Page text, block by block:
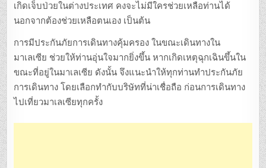
เกิดเจ็บป่วยในต่างประเทศ คงจะไม่มีใครช่วยเหลือท่านได้
นอกจากต้องช่วยเหลือตนเอง เป็นต้น
การมีประกันภัยการเดินทางคุ้มครอง ในขณะเดินทางใน
มาเลเซีย ช่วยให้ท่านอุ่นใจมากยิ่งขึ้น หากเกิดเหตุฉุกเฉินขึ้นใน
ขณะที่อยู่ในมาเลเซีย ดังนั้น จึงแนะนำให้ทุกท่านทำประกันภัย
การเดินทาง โดยเลือกทำกับบริษัทที่น่าเชื่อถือ ก่อนการเดินทาง
ไปเที่ยวมาเลเซียทุกครั้ง